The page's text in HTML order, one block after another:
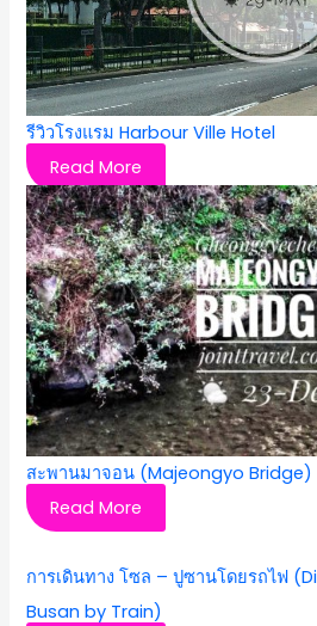
รีวิวโรงแรม Harbour Ville Hotel
Read More
สะพานมาจอน (Majeongyo Bridge)
Read More
การเดินทาง โซล – ปูซานโดยรถไฟ
Busan by Train)